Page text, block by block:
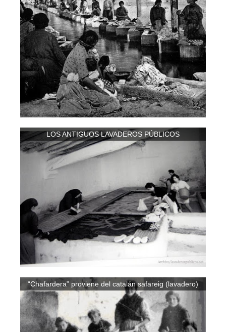
LOS ANTIGUOS LAVADEROS PÚBLICOS
“Chafardera” proviene del catalán safareig (lavadero)